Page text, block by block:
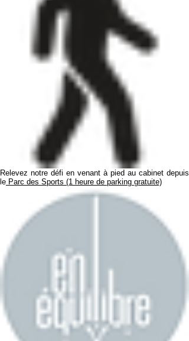
Relevez notre défi en venant à pied au cabinet depuis
le Parc des Sports (1 heure de parking gratuite)